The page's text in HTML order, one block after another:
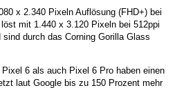
x 2.340 Pixeln Auflösung (FHD+) bei
mit 1.440 x 3.120 Pixeln bei 512ppi
durch das Corning Gorilla Glass
6 als auch Pixel 6 Pro haben einen
laut Google bis zu 150 Prozent mehr